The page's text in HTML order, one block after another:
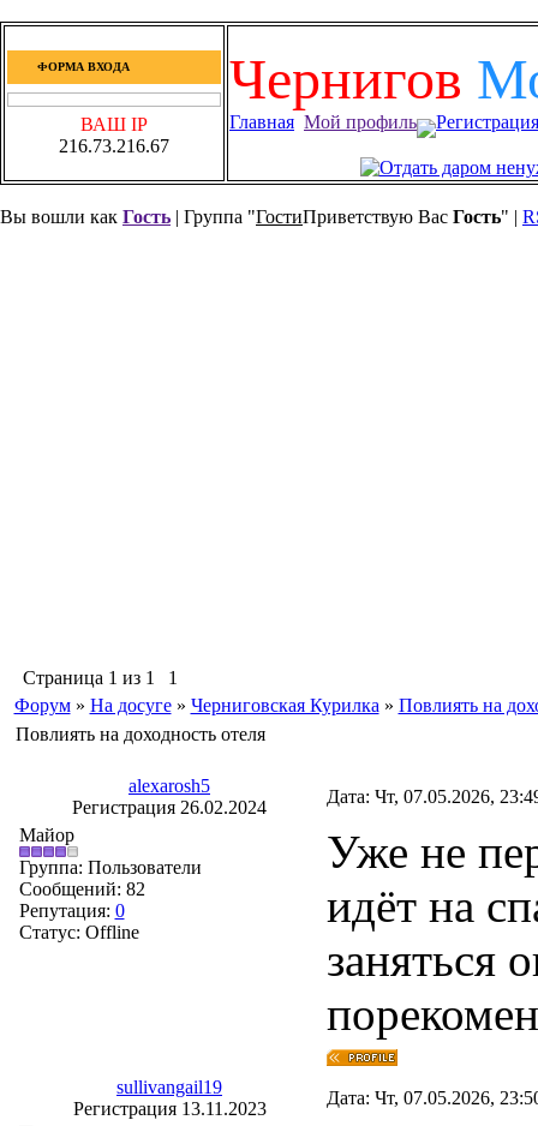
ФОРМА ВХОДА
ВАШ IP
216.73.216.67
Чернигов
Главная Мой профиль Регистрация
Вы вошли как Гость | Группа "ГостиПриветствую Вас Гость" |
Страница 1 из 1
1
Форум » На досуге » Черниговская Курилка » Повлиять на
Повлиять на доходность отеля
alexarosh5
Регистрация 26.02.2024
Дата: Чт, 07.05.2026,
Майор
Группа: Пользователи
Сообщений: 82
Репутация: 0
Статус: Offline
Уже не
идёт на
заняться
sullivangail19
Регистрация 13.11.2023
Дата: Чт, 07.05.2026,